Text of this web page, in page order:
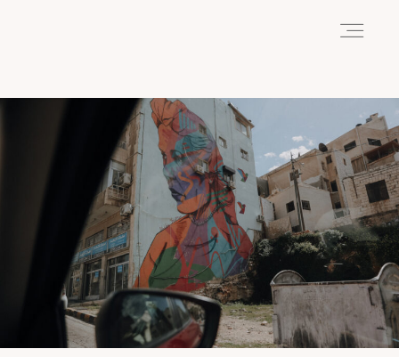
HOME
ABOUT
REISEN
WANDERN